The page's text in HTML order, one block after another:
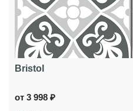
Bristol
от 3 998 ₽